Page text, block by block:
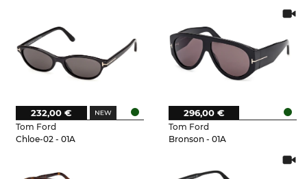
Tom Ford
Chloe-02 - 01A
232,00 €
Tom Ford
Bronson - 01A
296,00 €